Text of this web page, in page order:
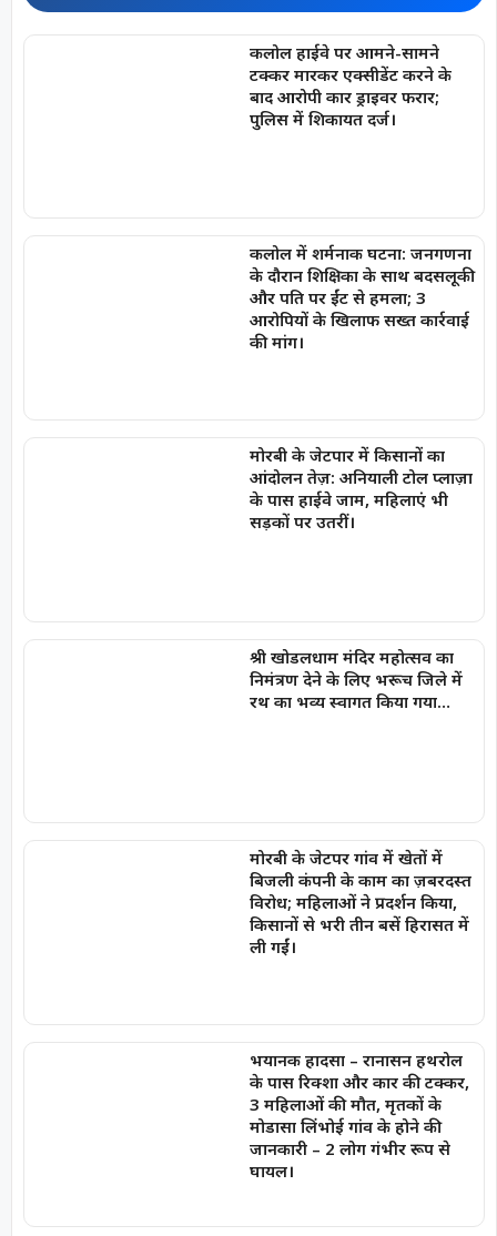
कलोल हाईवे पर आमने-सामने
टक्कर मारकर एक्सीडेंट करने के
बाद आरोपी कार ड्राइवर फरार;
पुलिस में शिकायत दर्ज।
कलोल में शर्मनाक घटना: जनगणना
के दौरान शिक्षिका के साथ बदसलूकी
और पति पर ईंट से हमला; 3
आरोपियों के खिलाफ सख्त कार्रवाई
की मांग।
मोरबी के जेटपार में किसानों का
आंदोलन तेज़: अनियाली टोल प्लाज़ा
के पास हाईवे जाम, महिलाएं भी
सड़कों पर उतरीं।
श्री खोडलधाम मंदिर महोत्सव का
निमंत्रण देने के लिए भरूच जिले में
रथ का भव्य स्वागत किया गया…
मोरबी के जेटपर गांव में खेतों में
बिजली कंपनी के काम का ज़बरदस्त
विरोध; महिलाओं ने प्रदर्शन किया,
किसानों से भरी तीन बसें हिरासत में
ली गईं।
भयानक हादसा – रानासन हथरोल
के पास रिक्शा और कार की टक्कर,
3 महिलाओं की मौत, मृतकों के
मोडासा लिंभोई गांव के होने की
जानकारी – 2 लोग गंभीर रूप से
घायल।